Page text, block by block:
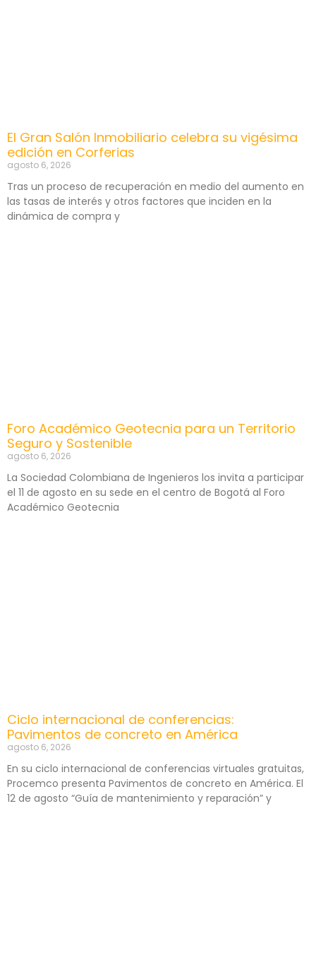
El Gran Salón Inmobiliario celebra su vigésima
edición en Corferias
agosto 6, 2026
Tras un proceso de recuperación en medio del aumento en
las tasas de interés y otros factores que inciden en la
dinámica de compra y
Foro Académico Geotecnia para un Territorio
Seguro y Sostenible
agosto 6, 2026
La Sociedad Colombiana de Ingenieros los invita a participar
el 11 de agosto en su sede en el centro de Bogotá al Foro
Académico Geotecnia
Ciclo internacional de conferencias:
Pavimentos de concreto en América
agosto 6, 2026
En su ciclo internacional de conferencias virtuales gratuitas,
Procemco presenta Pavimentos de concreto en América. El
12 de agosto “Guía de mantenimiento y reparación” y